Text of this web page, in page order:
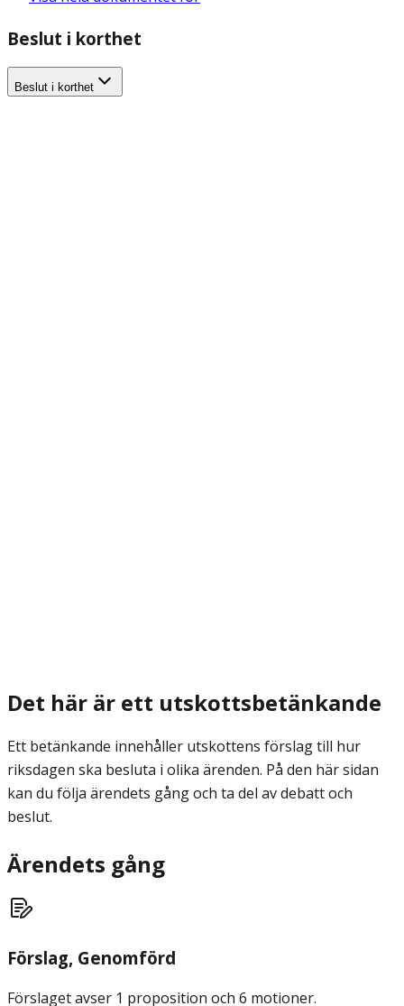
Beslut i korthet
Beslut i korthet
Det här är ett utskottsbetänkande
Ett betänkande innehåller utskottens förslag till hur
riksdagen ska besluta i olika ärenden. På den här sidan
kan du följa ärendets gång och ta del av debatt och
beslut.
Ärendets gång
Förslag, Genomförd
Förslaget avser 1 proposition och 6 motioner.